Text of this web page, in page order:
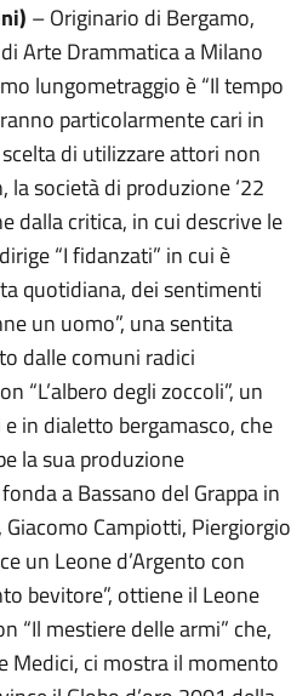
– Originario di Bergamo,
Arte Drammatica a Milano
lungometraggio è “Il tempo
particolarmente cari in
di utilizzare attori non
società di produzione ‘22
dalla critica, in cui descrive le
“I fidanzati” in cui è
quotidiana, dei sentimenti
un uomo”, una sentita
dalle comuni radici
“L’albero degli zoccoli”, un
in dialetto bergamasco, che
la sua produzione
a Bassano del Grappa in
Campiotti, Piergiorgio
un Leone d’Argento con
bevitore”, ottiene il Leone
“Il mestiere delle armi” che,
Medici, ci mostra il momento